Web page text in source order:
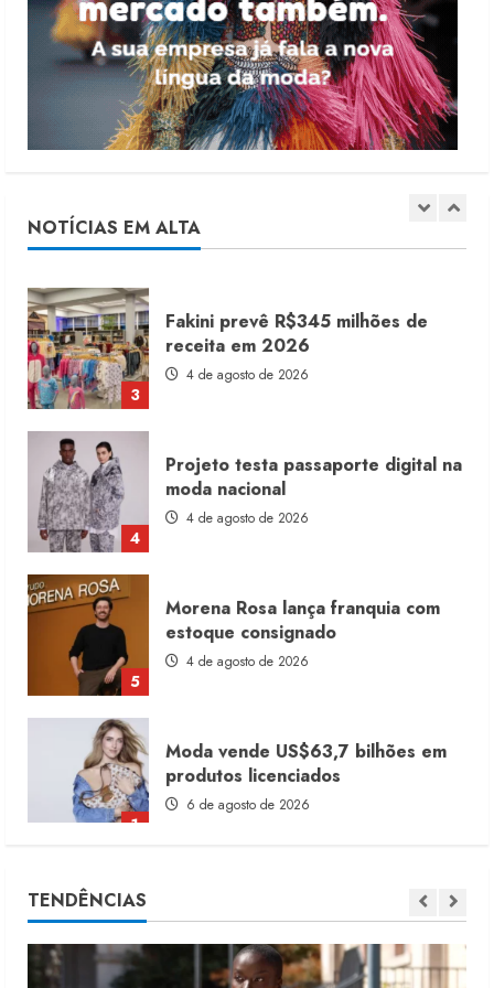
NOTÍCIAS EM ALTA
1
Moda vende US$63,7 bilhões em
produtos licenciados
6 de agosto de 2026
2
3
receita em 2026
4
moda nacional
5
estoque consignado
4 de agosto de 2026
1
produtos licenciados
2
TENDÊNCIAS